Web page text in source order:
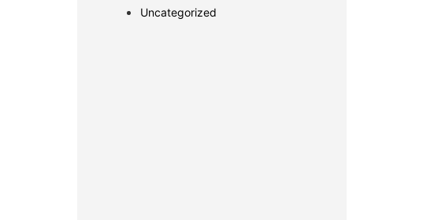
Uncategorized